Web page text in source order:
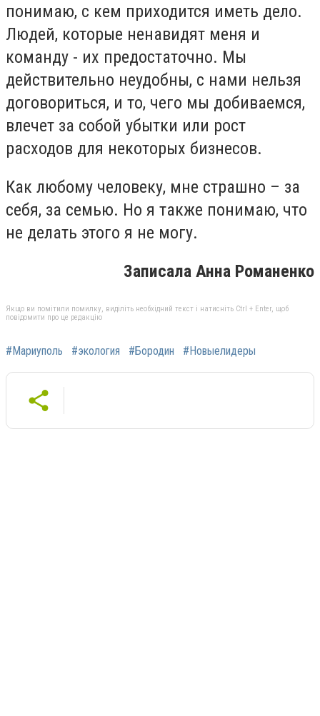
понимаю, с кем приходится иметь дело.
Людей, которые ненавидят меня и
команду - их предостаточно. Мы
действительно неудобны, с нами нельзя
договориться, и то, чего мы добиваемся,
влечет за собой убытки или рост
расходов для некоторых бизнесов.
Как любому человеку, мне страшно – за
себя, за семью. Но я также понимаю, что
не делать этого я не могу.
Записала Анна Романенко
Якщо ви помітили помилку, виділіть необхідний текст і натисніть Ctrl + Enter, щоб
повідомити про це редакцію
#Мариуполь #экология #Бородин #Новыелидеры